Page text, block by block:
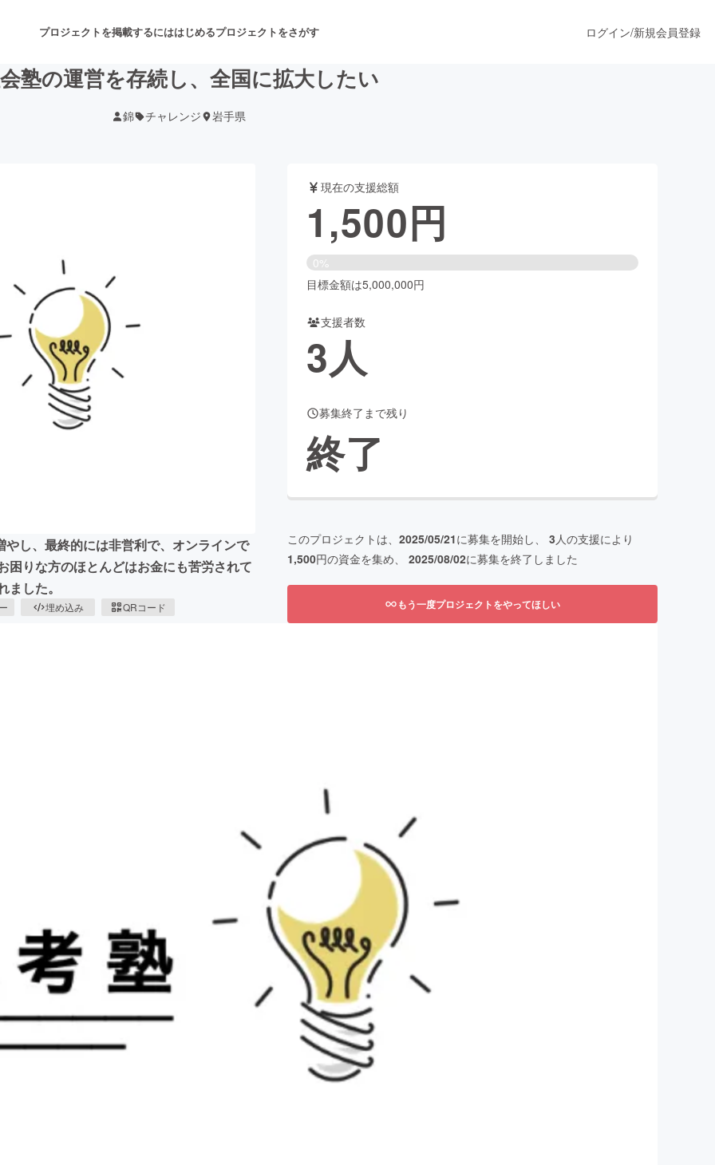
プロジェクトを掲載するにははじめるプロジェクトをさがす
舞台・パフォーマンス
書籍・雑誌出版
チャレンジ ビューティー・ヘルスケア
CAMPFIRE for Social Good
ログイン/新規会員登録
塾の運営を存続し、全国に拡大したい
錦 チャレンジ 岩手県
し、最終的には非営利で、オンラインで
困りな方のほとんどはお金にも苦労されて
した。
埋め込み QRコード
現在の支援総額
1,500円
0%
目標金額は5,000,000円
支援者数
3人
募集終了まで残り
終了
このプロジェクトは、 2025/05/21に募集を開始し、 3人の支援により
1,500円の資金を集め、 2025/08/02に募集を終了しました
もう一度プロジェクトをやってほしい